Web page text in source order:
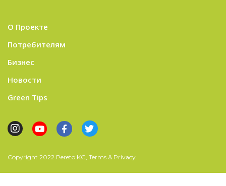
О Проекте
Потребителям
Бизнес
Новости
Green Tips
Copyright 2022 Pereto KG, Terms & Privacy